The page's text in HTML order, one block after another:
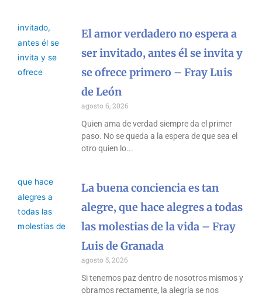
El amor verdadero no espera a
ser invitado, antes él se invita y
se ofrece primero – Fray Luis
de León
agosto 6, 2026
Quien ama de verdad siempre da el primer
paso. No se queda a la espera de que sea el
otro quien lo
La buena conciencia es tan
alegre, que hace alegres a todas
las molestias de la vida – Fray
Luis de Granada
agosto 5, 2026
Si tenemos paz dentro de nosotros mismos y
obramos rectamente, la alegría se nos